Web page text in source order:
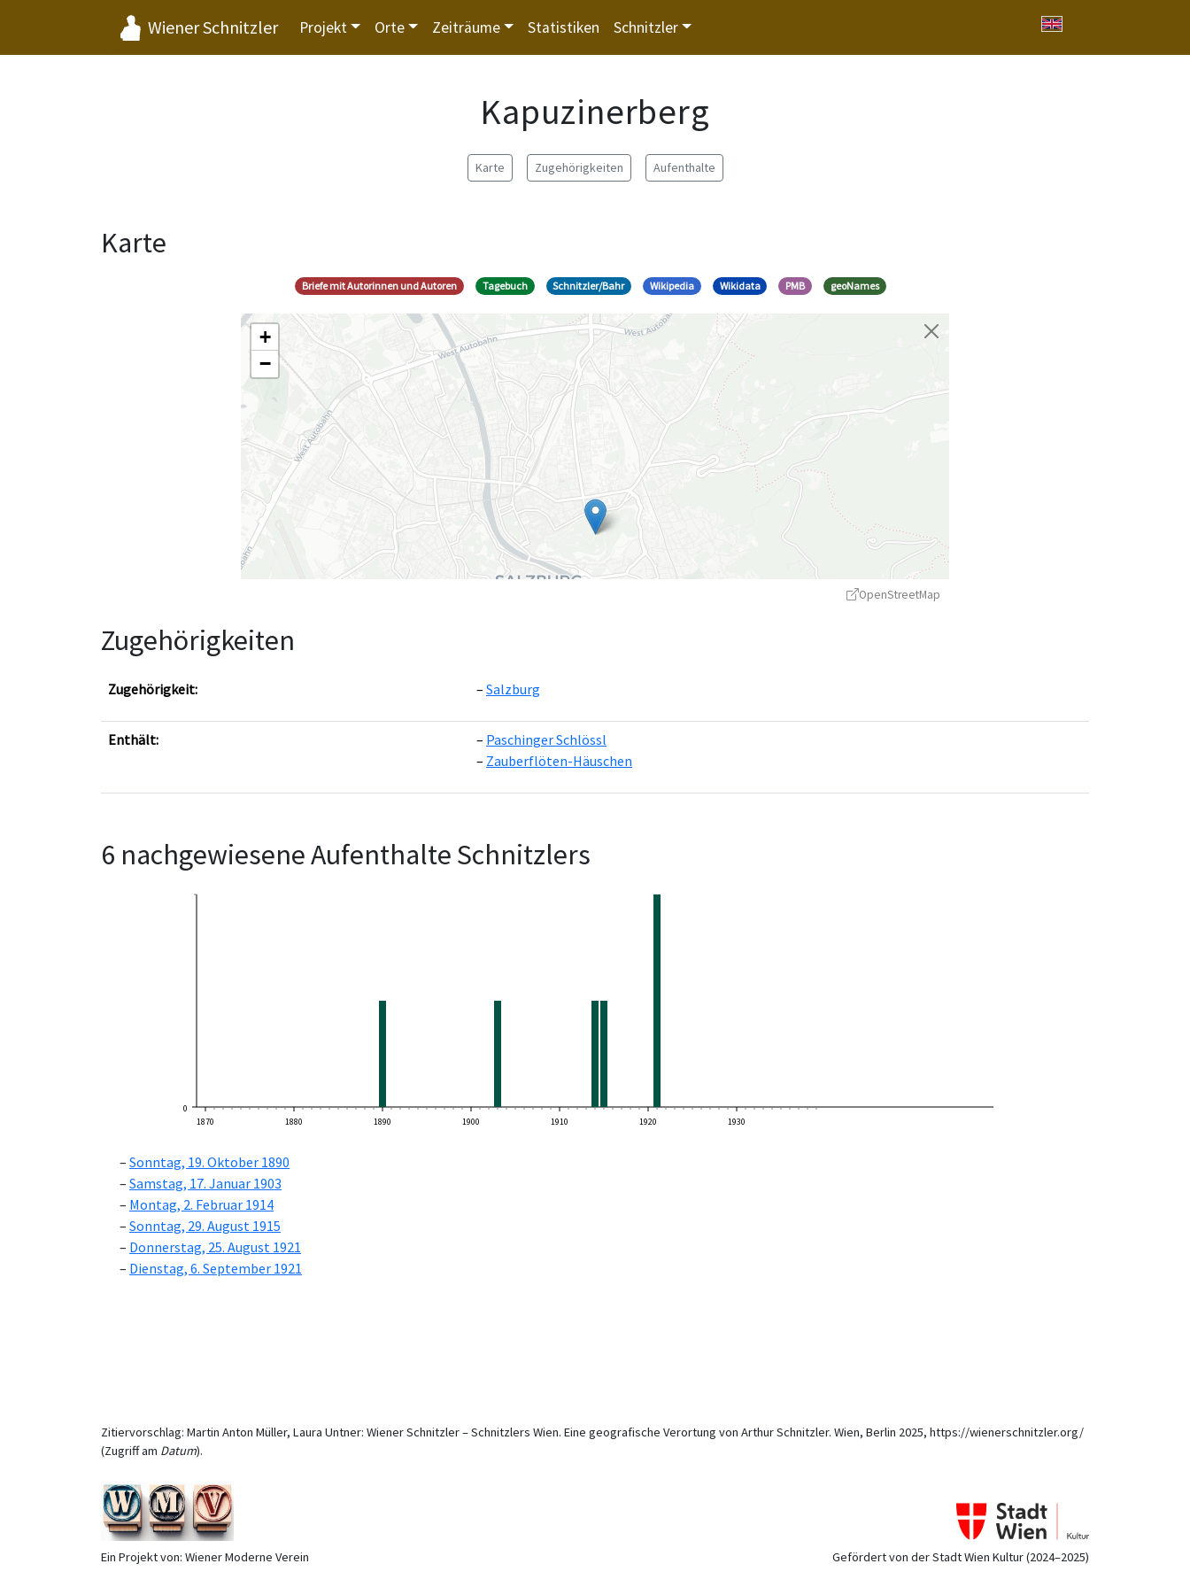
Wiener Schnitzler Projekt Orte Zeiträume Statistiken Schnitzler
Kapuzinerberg
Karte Zugehörigkeiten Aufenthalte
Karte
Briefe mit Autorinnen und Autoren Tagebuch Schnitzler/Bahr Wikipedia Wikidata PMB geoNames
+
−
OpenStreetMap
Zugehörigkeiten
Zugehörigkeit: Salzburg
Enthält:
Paschinger Schlössl
Zauberflöten-Häuschen
6 nachgewiesene Aufenthalte Schnitzlers
0
1870
1880 1890 1900 1910 1920 1930
Sonntag, 19. Oktober 1890
Samstag, 17. Januar 1903
Montag, 2. Februar 1914
Sonntag, 29. August 1915
Donnerstag, 25. August 1921
Dienstag, 6. September 1921
Zitiervorschlag: Martin Anton Müller, Laura Untner: Wiener Schnitzler – Schnitzlers Wien. Eine geografische Verortung von Arthur Schnitzler. Wien, Berlin 2025, https://wienerschnitzler.org/
(Zugriff am Datum).
Ein Projekt von: Wiener Moderne Verein Gefördert von der Stadt Wien Kultur (2024–2025)